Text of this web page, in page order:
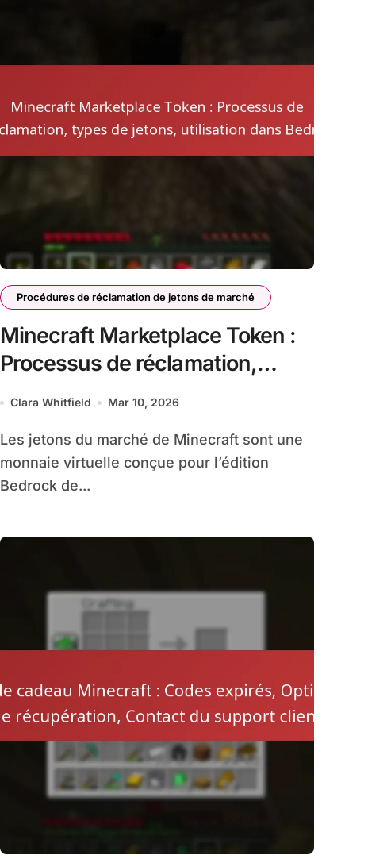
Procédures de réclamation de jetons de marché
Minecraft Marketplace Token :
Processus de réclamation,
types de jetons, utilisation dans
Clara Whitfield Mar 10, 2026
Les jetons du marché de Minecraft sont une
monnaie virtuelle conçue pour l’édition
Bedrock de...